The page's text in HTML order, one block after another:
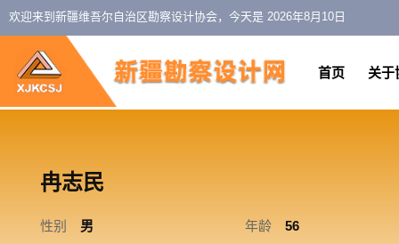
欢迎来到新疆维吾尔自治区勘察设计协会，今天是 2026年8月10日
首页 关于
冉志民
性别 男 年龄
56